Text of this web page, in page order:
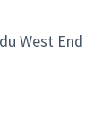
West End